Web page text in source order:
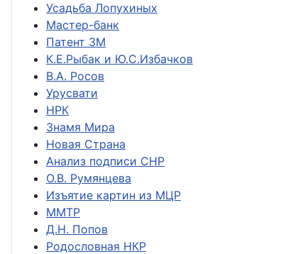
Усадьба Лопухиных
Мастер-банк
Патент ЗМ
К.Е.Рыбак и Ю.С.Избачков
В.А. Росов
Урусвати
НРК
Знамя Мира
Новая Страна
Анализ подписи СНР
О.В. Румянцева
Изъятие картин из МЦР
ММТР
Д.Н. Попов
Родословная НКР